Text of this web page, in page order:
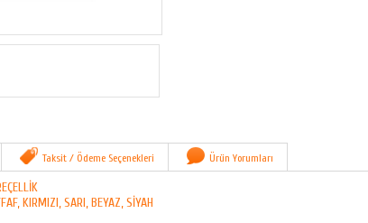
Taksit / Ödeme Seçenekleri Ürün Yorumları
KIRMIZI, SARI, BEYAZ, SİYAH